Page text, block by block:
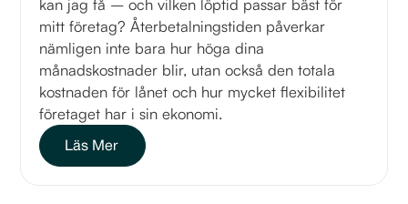
kan jag få – och vilken löptid passar bäst för
mitt företag? Återbetalningstiden påverkar
nämligen inte bara hur höga dina
månadskostnader blir, utan också den totala
kostnaden för lånet och hur mycket flexibilitet
företaget har i sin ekonomi.
Läs Mer